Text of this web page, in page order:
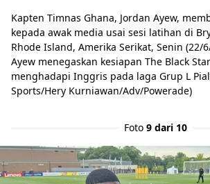
Kapten Timnas Ghana, Jordan Ayew,
kepada awak media usai sesi latihan di
Rhode Island, Amerika Serikat, Senin (22/
Ayew menegaskan kesiapan The Black
menghadapi Inggris pada laga Grup L
Sports/Hery Kurniawan/Adv/Powerade)
Foto 9 dari 10